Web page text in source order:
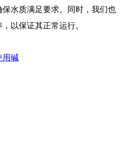
水质满足要求。同时，我们也
以保证其正常运行。
用碱